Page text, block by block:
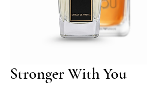
Stronger With You